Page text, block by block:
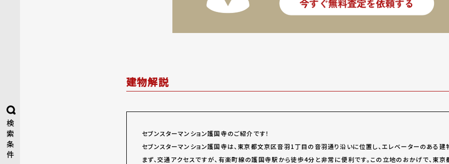
検
索
条
件
建物解説
セブンスターマンション護国寺のご紹介です！
セブンスターマンション護国寺は、東京都文京区音羽1丁目の音羽通り沿いに位置し、エレベーターのある建
まず、交通アクセスですが、有楽町線の護国寺駅から徒歩4分と非常に便利です。この立地のおかげで、東